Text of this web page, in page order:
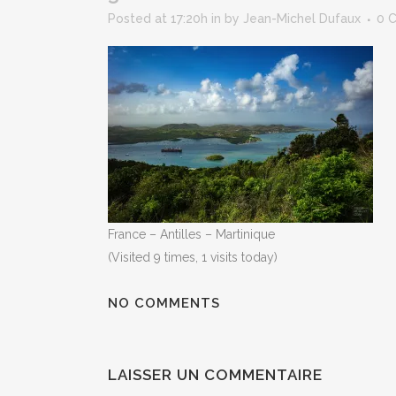
Posted at 17:20h in by Jean-Michel Dufaux 0
France – Antilles – Martinique
(Visited 9 times, 1 visits today)
NO COMMENTS
LAISSER UN COMMENTAIRE